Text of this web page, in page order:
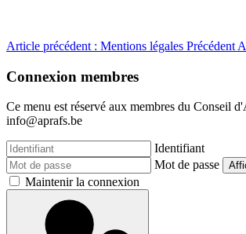
Article précédent : Mentions légales Précédent
Connexion membres
Ce menu est réservé aux membres du Conseil
info@aprafs.be
Identifiant
Mot de passe
Maintenir la connexion